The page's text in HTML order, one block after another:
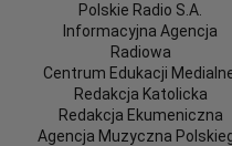
Polskie Radio S.A.
Informacyjna Agencja
Radiowa
Centrum Edukacji
Redakcja Katolicka
Redakcja Ekumeniczna
Agencja Muzyczna